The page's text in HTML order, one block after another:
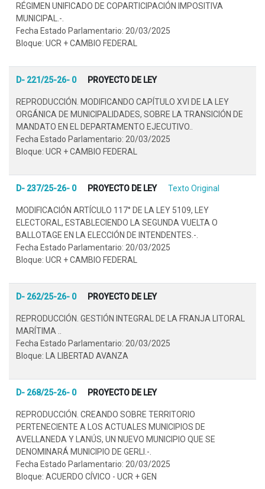
RÉGIMEN UNIFICADO DE COPARTICIPACIÓN IMPOSITIVA
MUNICIPAL.-.
Fecha Estado Parlamentario: 20/03/2025
Bloque: UCR + CAMBIO FEDERAL
D- 221/25-26- 0 PROYECTO DE LEY
REPRODUCCIÓN. MODIFICANDO CAPÍTULO XVI DE LA LEY
ORGÁNICA DE MUNICIPALIDADES, SOBRE LA TRANSICIÓN DE
MANDATO EN EL DEPARTAMENTO EJECUTIVO..
Fecha Estado Parlamentario: 20/03/2025
Bloque: UCR + CAMBIO FEDERAL
D- 237/25-26- 0 PROYECTO DE LEY Texto Original
MODIFICACIÓN ARTÍCULO 117° DE LA LEY 5109, LEY
ELECTORAL, ESTABLECIENDO LA SEGUNDA VUELTA O
BALLOTAGE EN LA ELECCIÓN DE INTENDENTES.-.
Fecha Estado Parlamentario: 20/03/2025
Bloque: UCR + CAMBIO FEDERAL
D- 262/25-26- 0 PROYECTO DE LEY
REPRODUCCIÓN. GESTIÓN INTEGRAL DE LA FRANJA LITORAL
MARÍTIMA ..
Fecha Estado Parlamentario: 20/03/2025
Bloque: LA LIBERTAD AVANZA
D- 268/25-26- 0 PROYECTO DE LEY
REPRODUCCIÓN. CREANDO SOBRE TERRITORIO
PERTENECIENTE A LOS ACTUALES MUNICIPIOS DE
AVELLANEDA Y LANÚS, UN NUEVO MUNICIPIO QUE SE
DENOMINARÁ MUNICIPIO DE GERLI.-.
Fecha Estado Parlamentario: 20/03/2025
Bloque: ACUERDO CÍVICO - UCR + GEN